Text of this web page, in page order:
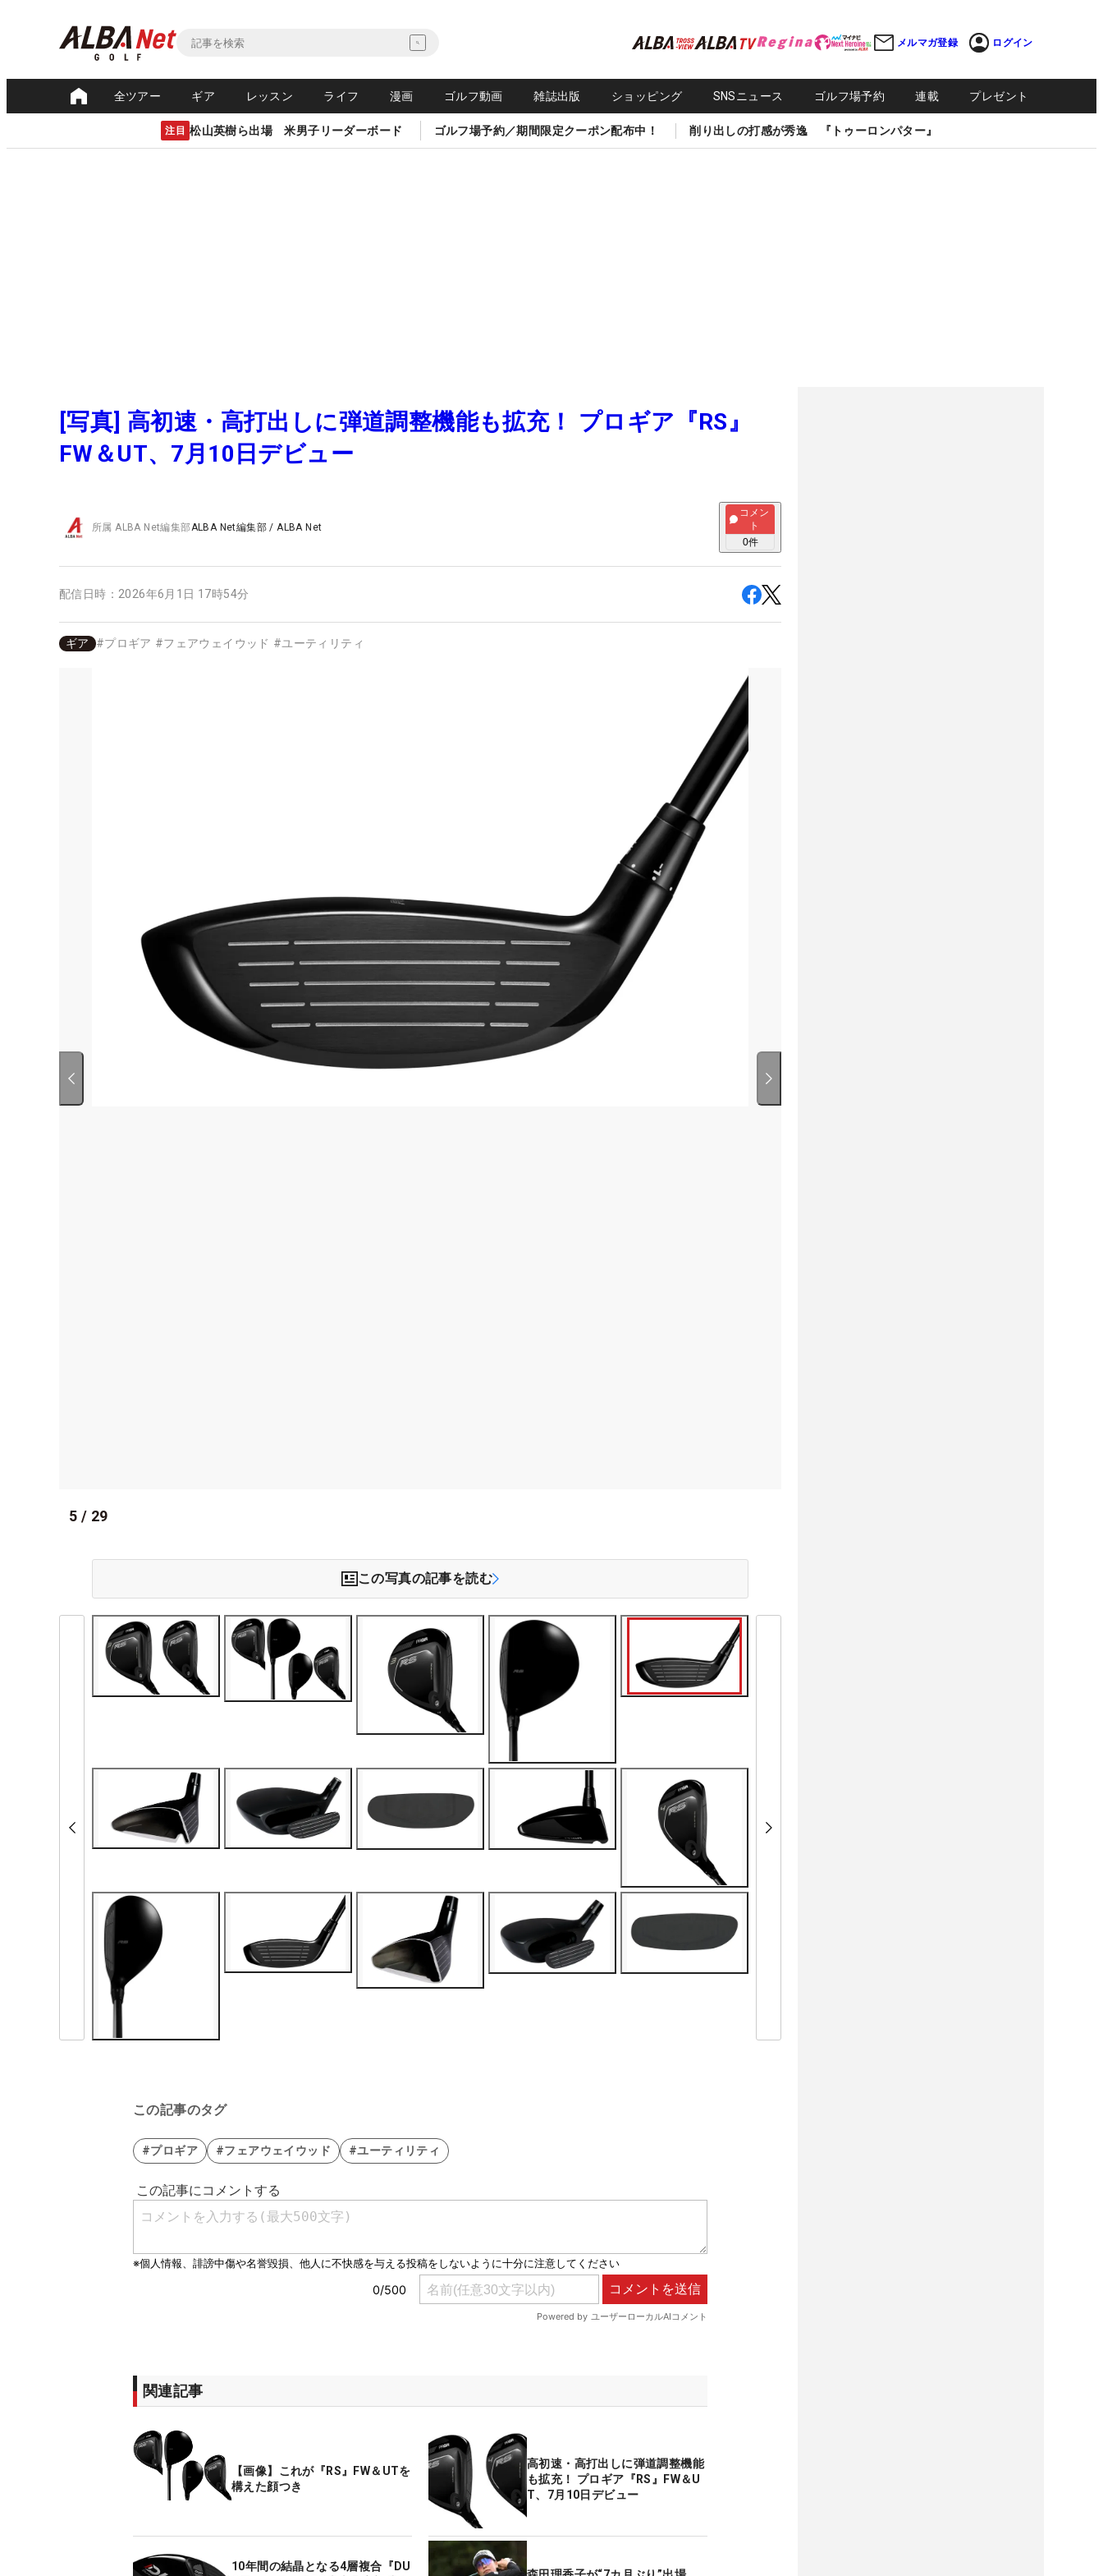
メルマガ登録 ログイン
全ツアー ギア レッスン ライフ 漫画 ゴルフ動画 雑誌出版 ショッピング SNSニュース ゴルフ場予約 連載 プレゼント
注目 松山英樹ら出場 米男子リーダーボード ゴルフ場予約／期間限定クーポン配布中！ 削り出しの打感が秀逸 『トゥーロンパター』
[写真] 高初速・高打出しに弾道調整機能も拡充！ プロギア『RS』
FW＆UT、7月10日デビュー
所属ALBA Net編集部ALBA Net編集部 /ALBA Net
コメン
ト
0件
配信日時： 2026年6月1日 17時54分
ギア #プロギア #フェアウェイウッド #ユーティリティ
5 / 29
この写真の記事を読む
この記事のタグ
#プロギア #フェアウェイウッド #ユーティリティ
関連記事
【画像】これが『RS』FW＆UTを
構えた顔つき
高初速・高打出しに弾道調整機能
も拡充！ プロギア『RS』FW＆U
T、7月10日デビュー
10年間の結晶となる4層複合『DU